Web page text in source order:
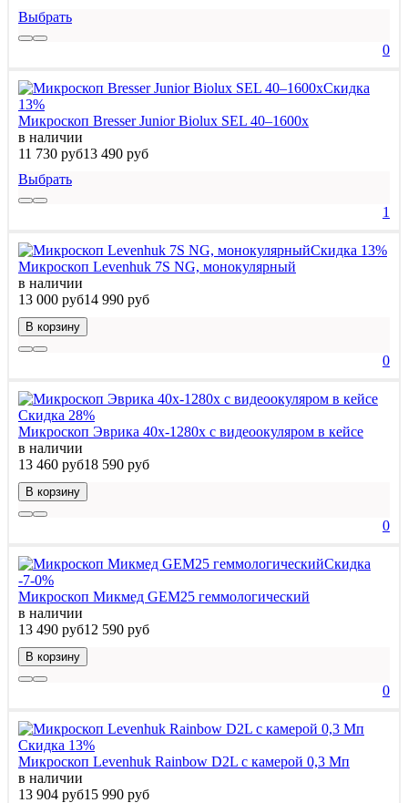
Выбрать
0
Скидка
13%
Микроскоп Bresser Junior Biolux SEL 40–1600x
в наличии
11 730 руб13 490 руб
Выбрать
1
Скидка 13%
Микроскоп Levenhuk 7S NG, монокулярный
в наличии
13 000 руб14 990 руб
В корзину
0
Скидка 28%
Микроскоп Эврика 40х-1280х с видеоокуляром в кейсе
в наличии
13 460 руб18 590 руб
В корзину
0
Скидка
-7-0%
Микроскоп Микмед GEM25 геммологический
в наличии
13 490 руб12 590 руб
В корзину
0
Скидка 13%
Микроскоп Levenhuk Rainbow D2L с камерой 0,3 Мп
в наличии
13 904 руб15 990 руб